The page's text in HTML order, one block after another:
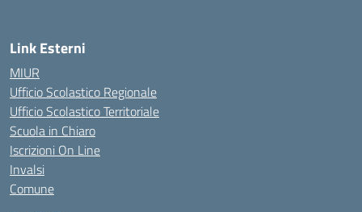
Link Esterni
MIUR
Ufficio Scolastico Regionale
Ufficio Scolastico Territoriale
Scuola in Chiaro
Iscrizioni On Line
Invalsi
Comune